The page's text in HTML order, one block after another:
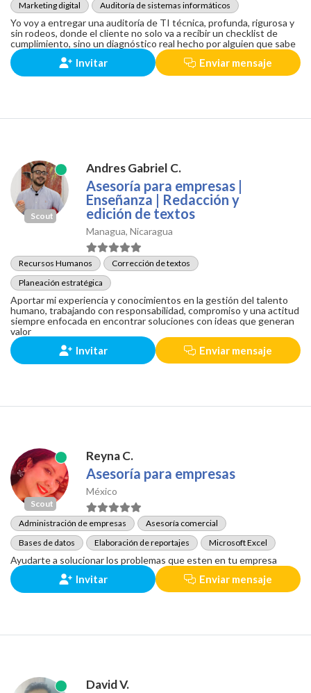
Marketing digital Auditoría de sistemas informáticos
Yo voy a entregar una auditoría de TI técnica, profunda, rigurosa y
sin rodeos, donde el cliente no solo va a recibir un checklist de
cumplimiento, sino un diagnóstico real hecho por alguien que sabe
Invitar Enviar mensaje
Scout
Andres Gabriel C.
Asesoría para empresas |
Enseñanza | Redacción y
edición de textos
Managua, Nicaragua
Recursos Humanos
Corrección de textos
Planeación estratégica
Aportar mi experiencia y conocimientos en la gestión del talento
humano, trabajando con responsabilidad, compromiso y una actitud
siempre enfocada en encontrar soluciones con ideas que generan
valor
Invitar Enviar mensaje
Scout
Reyna C.
Asesoría para empresas
México
Administración de empresas
Asesoría comercial
Bases de datos
Elaboración de reportajes Microsoft Excel
Ayudarte a solucionar los problemas que esten en tu empresa
Invitar Enviar mensaje
David V.